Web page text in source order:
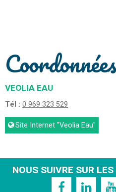
Coordonnées
VEOLIA EAU
Tél : 0 969 323 529
Site Internet"Veolia Eau"
NOUS SUIVRE SUR